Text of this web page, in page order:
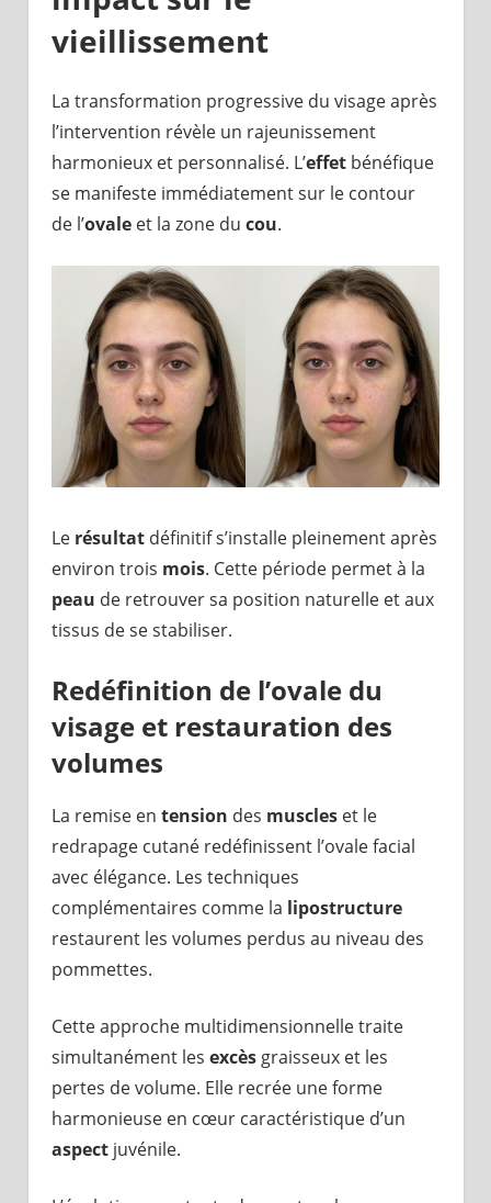
vieillissement
La transformation progressive du visage après
l’intervention révèle un rajeunissement
harmonieux et personnalisé. L’effetbénéfique
se manifeste immédiatement sur le contour
de l’ovaleet la zone du cou.
Le résultatdéfinitif s’installe pleinement après
environ trois mois. Cette période permet à la
peau de retrouver sa position naturelle et aux
tissus de se stabiliser.
Redéfinition de l’ovale du
visage et restauration des
volumes
La remise en tension des muscleset le
redrapage cutané redéfinissent l’ovale facial
avec élégance. Les techniques
complémentaires comme la lipostructure
restaurent les volumes perdus au niveau des
pommettes.
Cette approche multidimensionnelle traite
simultanément les excèsgraisseux et les
pertes de volume. Elle recrée une forme
harmonieuse en cœur caractéristique d’un
aspectjuvénile.